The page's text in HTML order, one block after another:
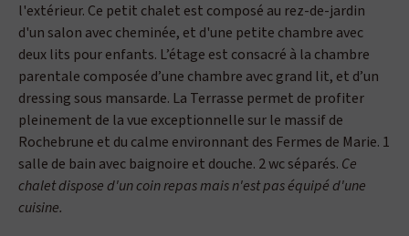
l'extérieur. Ce petit chalet est composé au rez-de-jardin
d'un salon avec cheminée, et d'une petite chambre avec
deux lits pour enfants. L’étage est consacré à la chambre
parentale composée d’une chambre avec grand lit, et d’un
dressing sous mansarde. La Terrasse permet de profiter
pleinement de la vue exceptionnelle sur le massif de
Rochebrune et du calme environnant des Fermes de Marie. 1
salle de bain avec baignoire et douche. 2 wc séparés. Ce
chalet dispose d'un coin repas mais n'est pas équipé d'une
cuisine.